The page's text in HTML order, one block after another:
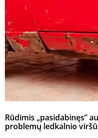
Rūdimis „pasidabinęs”
problemų ledkalnio